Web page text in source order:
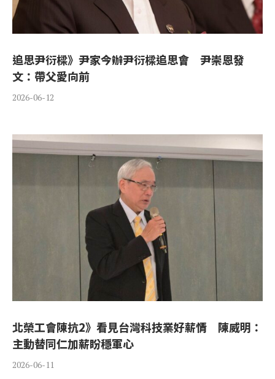
追思尹衍樑》尹家今辦尹衍樑追思會 尹崇恩發
文：帶父愛向前
2026-06-12
北榮工會陳抗2》看見台灣科技業好薪情 陳威明：
主動替同仁加薪盼穩軍心
2026-06-11